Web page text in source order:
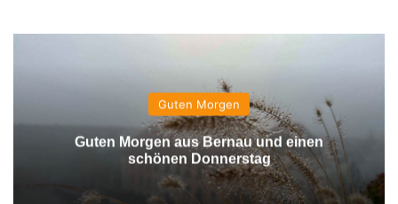
Guten Morgen
Guten Morgen aus Bernau und einen
schönen Donnerstag